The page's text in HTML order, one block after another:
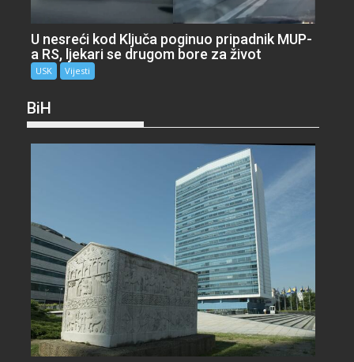
U nesreći kod Ključa poginuo pripadnik MUP-
a RS, ljekari se drugom bore za život
USK Vijesti
BiH